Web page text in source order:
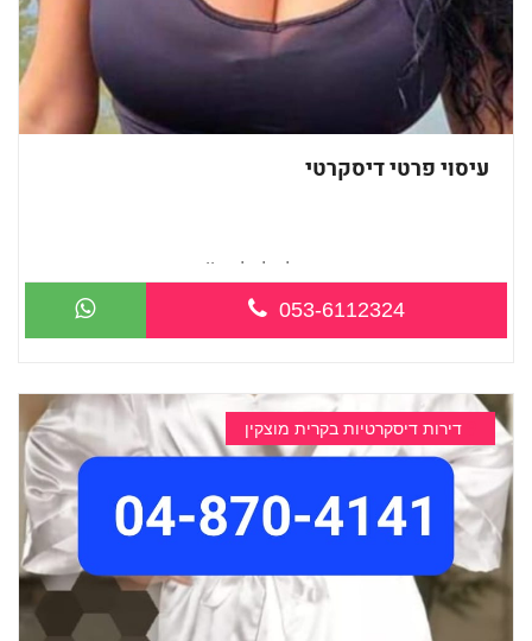
עיסוי פרטי דיסקרטי
מעסה חדשה בקריות -מומלץ לחלוטין!!
053-6112324
דירות דיסקרטיות בקרית מוצקין